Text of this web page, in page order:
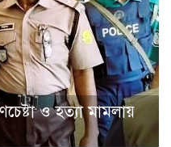
ও হত্যা মামলায়